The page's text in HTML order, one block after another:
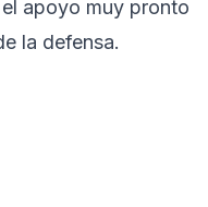
apoyo muy pronto
la defensa.